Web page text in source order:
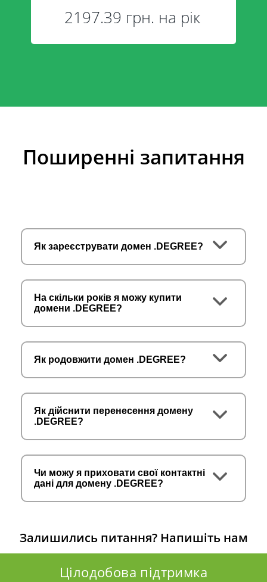
2197.39 грн. на рік
Поширенні запитання
Як зареєструвати домен .DEGREE?
На скільки років я можу купити
домени .DEGREE?
Як родовжити домен .DEGREE?
Як дійснити перенесення домену
.DEGREE?
Чи можу я приховати свої контактні
дані для домену .DEGREE?
Залишились питання? Напишіть нам
Цілодобова підтримка